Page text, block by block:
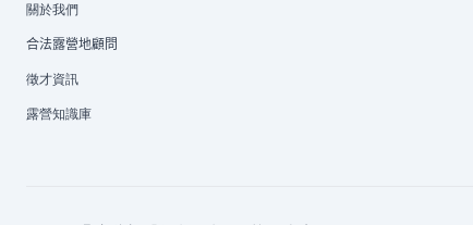
關於我們
合法露營地顧問
徵才資訊
露營知識庫